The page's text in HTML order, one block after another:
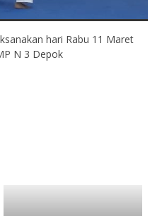
hari Rabu 11 Maret
N 3 Depok